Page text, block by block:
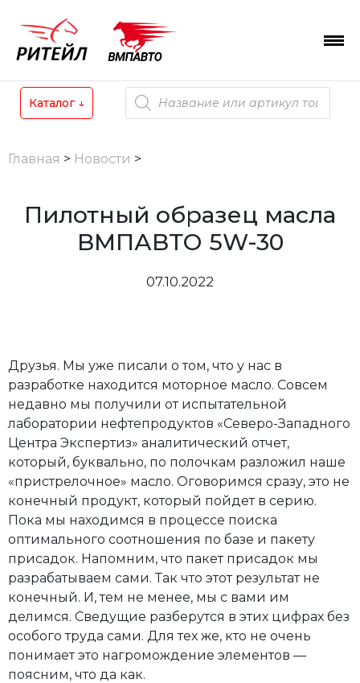
Skip
content
Каталог ↓
Поиск
товаров
Главная > Новости >
Пилотный образец масла
ВМПАВТО 5W-30
07.10.2022
Друзья. Мы уже писали о том, что у нас в
разработке находится моторное масло. Совсем
недавно мы получили от испытательной
лаборатории нефтепродуктов «Северо-Западного
Центра Экспертиз» аналитический отчет,
который, буквально, по полочкам разложил наше
«пристрелочное» масло. Оговоримся сразу, это не
конечный продукт, который пойдет в серию.
Пока мы находимся в процессе поиска
оптимального соотношения по базе и пакету
присадок. Напомним, что пакет присадок мы
разрабатываем сами. Так что этот результат не
конечный. И, тем не менее, мы с вами им
делимся. Сведущие разберутся в этих цифрах без
особого труда сами. Для тех же, кто не очень
понимает это нагромождение элементов —
поясним, что да как.